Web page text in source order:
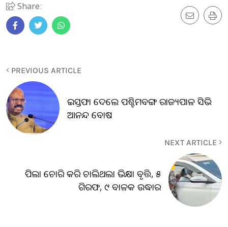
Share:
PREVIOUS ARTICLE
ଇସ୍ତଫା ଦେଲେ ପଶ୍ଚିମବଙ୍ଗ ରାଜ୍ୟପାଳ ସିଭି
ଆନନ୍ଦ ବୋଷ
NEXT ARTICLE
ପିଲା ଚୋରି କରି ଚାଲିଥଲା ଭିକ୍ଷା ବୃତ୍ତି, ୫
ଗିରଫ, ୯ ବାଳକ ଉଦ୍ଧାର